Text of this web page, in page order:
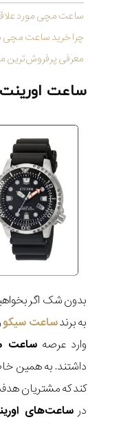
ساعت مچی مورد
چرا خرید ساعت مچی
معرفی پرفروش‌ترین
ساعت
بدون شک اگر
به برندساعت سیکو
وارد عرصه ساعت
داشتند. به همین
کند که مشتریان
درساعت‌های